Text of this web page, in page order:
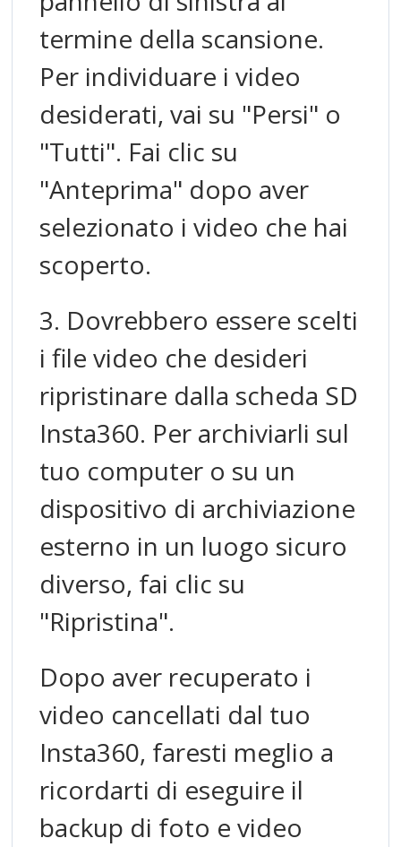
termine della scansione.
Per individuare i video
desiderati, vai su "Persi" o
"Tutti". Fai clic su
"Anteprima" dopo aver
selezionato i video che hai
scoperto.
3. Dovrebbero essere scelti
i file video che desideri
ripristinare dalla scheda SD
Insta360. Per archiviarli sul
tuo computer o su un
dispositivo di archiviazione
esterno in un luogo sicuro
diverso, fai clic su
"Ripristina".
Dopo aver recuperato i
video cancellati dal tuo
Insta360, faresti meglio a
ricordarti di eseguire il
backup di foto e video